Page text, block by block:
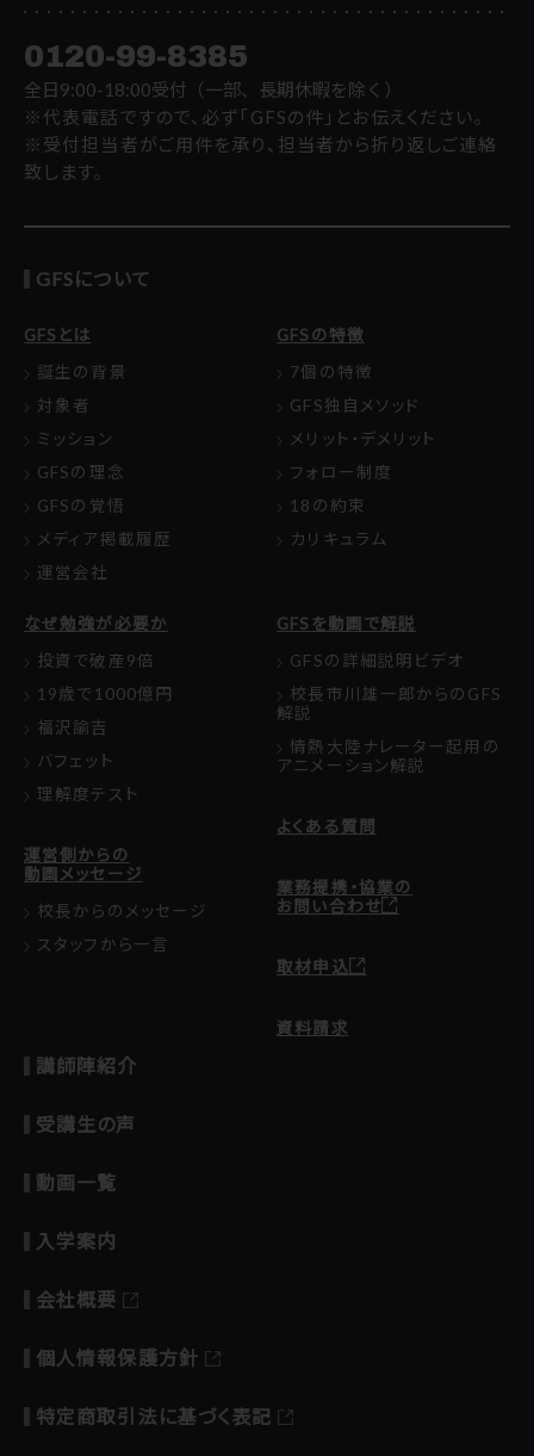
0120-99-8385
全日9:00-18:00受付（一部、長期休暇を除く）
※代表電話ですので、必ず「GFSの件」とお伝えください。
※受付担当者がご用件を承り、担当者から折り返しご連絡
致します。
GFSについて
GFSとは
誕生の背景
対象者
ミッション
GFSの理念
GFSの覚悟
メディア掲載履歴
運営会社
GFSの特徴
7個の特徴
GFS独自メソッド
メリット・デメリット
フォロー制度
18の約束
カリキュラム
なぜ勉強が必要か
投資で破産9倍
19歳で1000億円
福沢諭吉
バフェット
理解度テスト
運営側からの
動画メッセージ
校長からのメッセージ
スタッフから一言
GFSを動画で解説
GFSの詳細説明ビデオ
校長市川雄一郎からのGFS
解説
情熱大陸ナレーター起用の
アニメーション解説
よくある質問
業務提携・協業の
お問い合わせ
取材申込
資料請求
講師陣紹介
受講生の声
動画一覧
入学案内
会社概要
個人情報保護方針
特定商取引法に基づく表記